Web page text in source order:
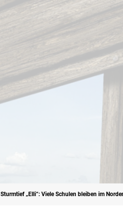
Sturmtief „Elli“: Viele Schulen bleiben im